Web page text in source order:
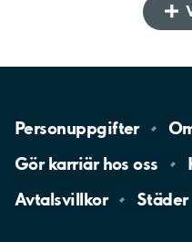
Personuppgifter
Gör karriär hososs
Avtalsvillkor
Städer